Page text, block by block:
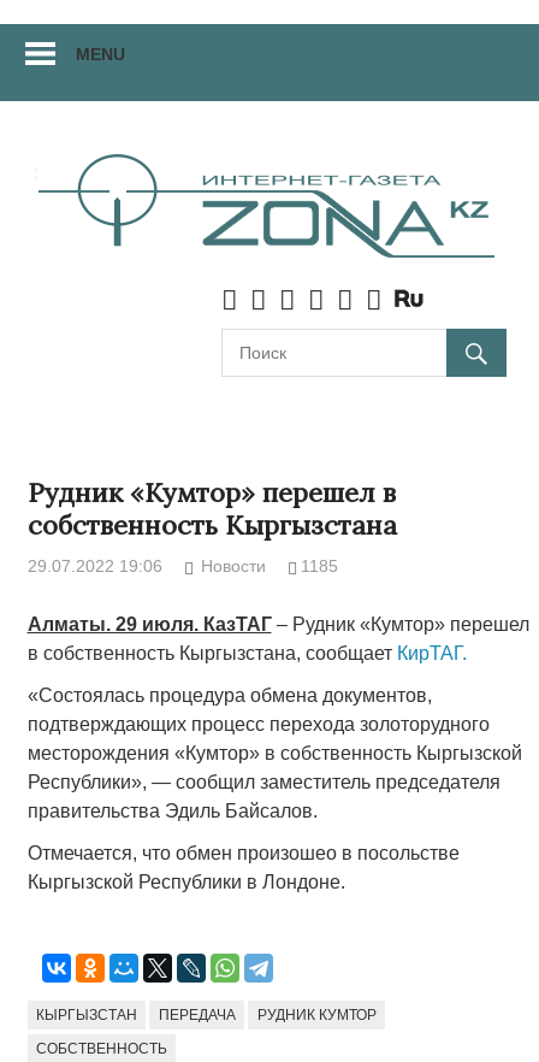
Перейти
материалам
MENU
Рудник «Кумтор» перешел в
собственность Кыргызстана
29.07.2022 19:06 Новости 1185
Алматы. 29 июля. КазТАГ– Рудник «Кумтор» перешел
в собственность Кыргызстана, сообщает КирТАГ.
«Состоялась процедура обмена документов,
подтверждающих процесс перехода золоторудного
месторождения «Кумтор» в собственность Кыргызской
Республики», — сообщил заместитель председателя
правительства Эдиль Байсалов.
Отмечается, что обмен произошео в посольстве
Кыргызской Республики в Лондоне.
КЫРГЫЗСТАН ПЕРЕДАЧА РУДНИК КУМТОР
СОБСТВЕННОСТЬ